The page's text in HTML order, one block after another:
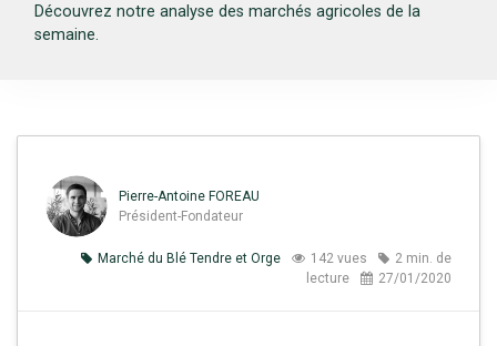
Découvrez notre analyse des marchés agricoles de la
semaine.
Pierre-Antoine FOREAU
Président-Fondateur
Marché du Blé Tendre et Orge 142 vues
2 min. de
lecture
27/01/2020